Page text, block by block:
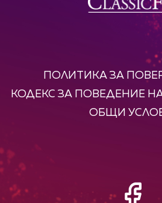
ПОЛИТИКА ЗА
КОДЕКС ЗА ПОВЕДЕНИЕ
ОБЩИ